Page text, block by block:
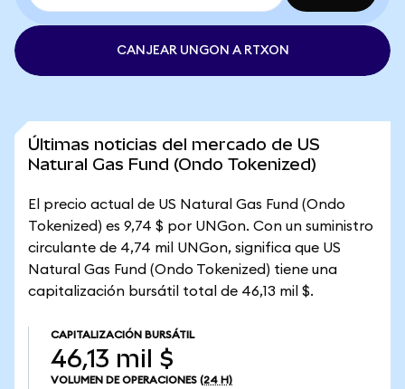
CANJEAR UNGON A RTXON
Últimas noticias del mercado de US
Natural Gas Fund (Ondo Tokenized)
El precio actual de US Natural Gas Fund (Ondo
Tokenized) es 9,74 $ por UNGon. Con un suministro
circulante de 4,74 mil UNGon, significa que US
Natural Gas Fund (Ondo Tokenized) tiene una
capitalización bursátil total de 46,13 mil $.
CAPITALIZACIÓN BURSÁTIL
46,13 mil $
VOLUMEN DE OPERACIONES (24 H)